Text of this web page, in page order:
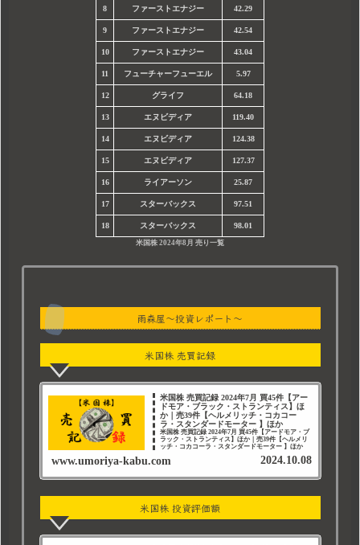
8 ファーストエナジー 42.29
9 ファーストエナジー 42.54
10 ファーストエナジー 43.04
11 フューチャーフューエル 5.97
12 グライフ 64.18
13 エヌビディア 119.40
14 エヌビディア 124.38
15 エヌビディア 127.37
16 ライアーソン 25.87
17 スターバックス 97.51
18 スターバックス 98.01
米国株 2024年8月 売り一覧
雨森屋～投資レポート～
米国株 売買記録
米国株 売買記録 2024年7月 買45件【アー
ドモア・ブラック・ストランティス】ほ
か｜売39件【ヘルメリッチ・コカコー
ラ・スタンダードモーター 】ほか
米国株 売買記録 2024年7月 買45件【アードモア・ブ
ラック・ストランティス】ほか｜売39件【ヘルメリ
ッチ・コカコーラ・スタンダードモーター 】ほか
www.umoriya-kabu.com 2024.10.08
米国株 投資評価額